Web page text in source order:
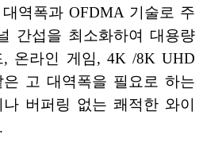
역폭과 OFDMA 기술로 주
간섭을 최소화하여 대용량
, 온라인 게임, 4K /8K UHD
고 대역폭을 필요로 하는
버퍼링 없는 쾌적한 와이